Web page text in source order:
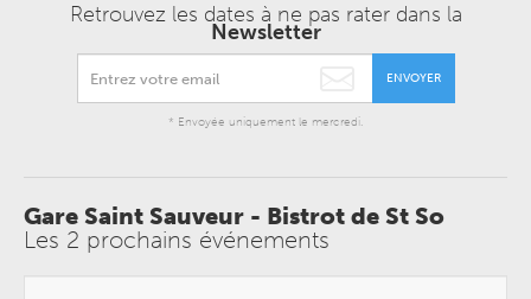
Retrouvez les dates à ne pas rater dans la
Newsletter
ENVOYER
* Envoyée uniquement le mercredi.
Gare Saint Sauveur - Bistrot de St So
Les 2 prochains événements